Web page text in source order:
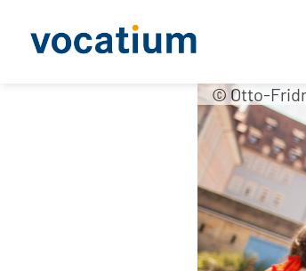
© Otto-